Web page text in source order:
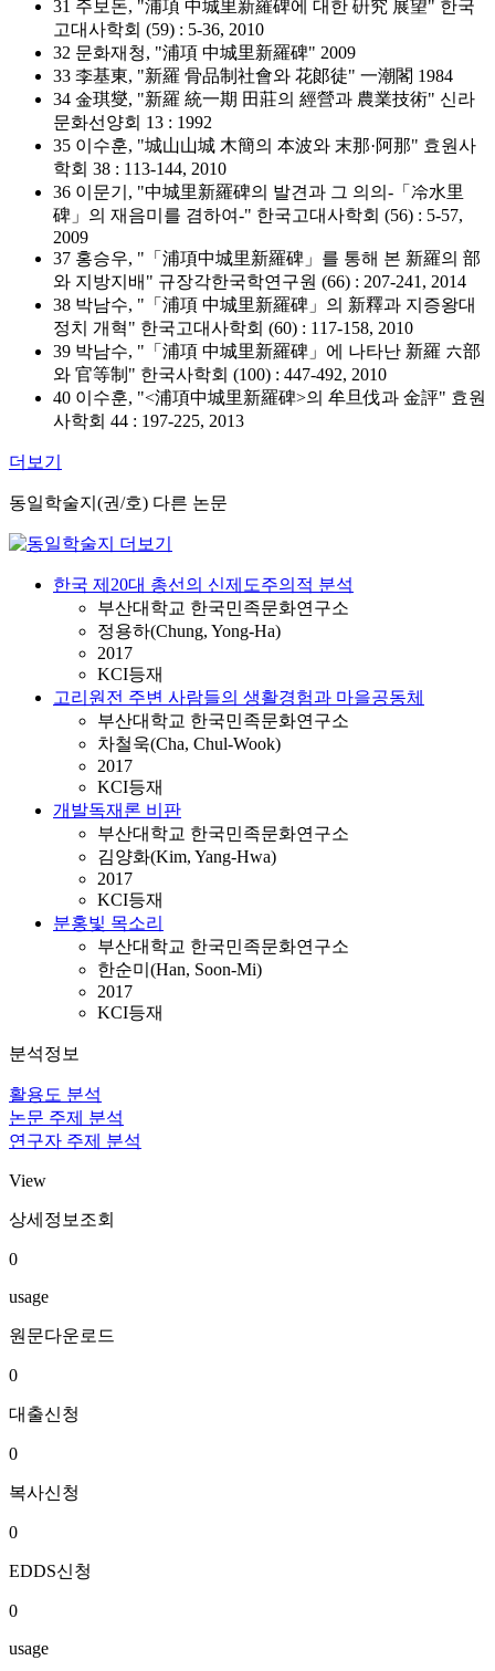
31 주보돈, "浦項 中城里新羅碑에 대한 硏究 展望" 한국
고대사학회 (59) : 5-36, 2010
32 문화재청, "浦項 中城里新羅碑" 2009
33 李基東, "新羅 骨品制社會와 花郞徒" 一潮閣 1984
34 金琪燮, "新羅 統一期 田莊의 經營과 農業技術" 신라
문화선양회 13 : 1992
35 이수훈, "城山山城 木簡의 本波와 末那·阿那" 효원사
학회 38 : 113-144, 2010
36 이문기, "中城里新羅碑의 발견과 그 의의-「冷水里
碑」의 재음미를 겸하여-" 한국고대사학회 (56) : 5-57,
2009
37 홍승우, "「浦項中城里新羅碑」를 통해 본 新羅의 部
와 지방지배" 규장각한국학연구원 (66) : 207-241, 2014
38 박남수, "「浦項 中城里新羅碑」의 新釋과 지증왕대
정치 개혁" 한국고대사학회 (60) : 117-158, 2010
39 박남수, "「浦項 中城里新羅碑」에 나타난 新羅 六部
와 官等制" 한국사학회 (100) : 447-492, 2010
40 이수훈, "<浦項中城里新羅碑>의 牟旦伐과 金評" 효원
사학회 44 : 197-225, 2013
더보기
동일학술지(권/호) 다른 논문
한국 제20대 총선의 신제도주의적 분석
부산대학교 한국민족문화연구소
정용하(Chung, Yong-Ha)
2017
KCI등재
고리원전 주변 사람들의 생활경험과 마을공동체
부산대학교 한국민족문화연구소
차철욱(Cha, Chul-Wook)
2017
KCI등재
개발독재론 비판
부산대학교 한국민족문화연구소
김양화(Kim, Yang-Hwa)
2017
KCI등재
분홍빛 목소리
부산대학교 한국민족문화연구소
한순미(Han, Soon-Mi)
2017
KCI등재
분석정보
활용도 분석
논문 주제 분석
연구자 주제 분석
View
상세정보조회
0
usage
원문다운로드
0
대출신청
0
복사신청
0
EDDS신청
0
usage